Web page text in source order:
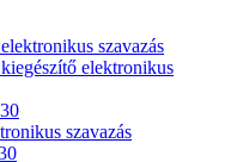
szavazás
elektronikus
szavazás